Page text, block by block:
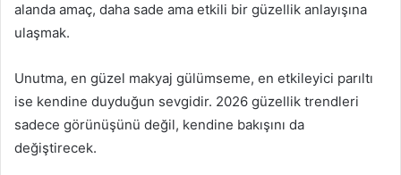
alanda amaç, daha sade ama etkili bir güzellik anlayışına
ulaşmak.
Unutma, en güzel makyaj gülümseme, en etkileyici parıltı
ise kendine duyduğun sevgidir. 2026 güzellik trendleri
sadece görünüşünü değil, kendine bakışını da
değiştirecek.